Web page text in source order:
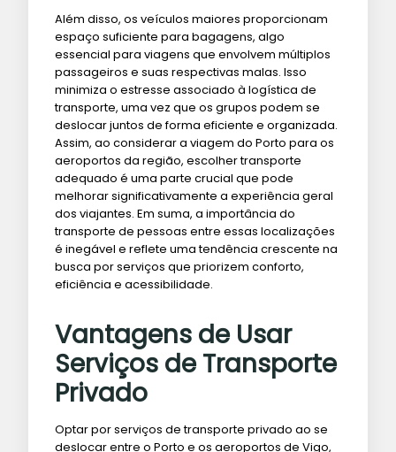
Além disso, os veículos maiores proporcionam
espaço suficiente para bagagens, algo
essencial para viagens que envolvem múltiplos
passageiros e suas respectivas malas. Isso
minimiza o estresse associado à logística de
transporte, uma vez que os grupos podem se
deslocar juntos de forma eficiente e organizada.
Assim, ao considerar a viagem do Porto para os
aeroportos da região, escolher transporte
adequado é uma parte crucial que pode
melhorar significativamente a experiência geral
dos viajantes. Em suma, a importância do
transporte de pessoas entre essas localizações
é inegável e reflete uma tendência crescente na
busca por serviços que priorizem conforto,
eficiência e acessibilidade.
Vantagens de Usar
Serviços de Transporte
Privado
Optar por serviços de transporte privado ao se
deslocar entre o Porto e os aeroportos de Vigo,